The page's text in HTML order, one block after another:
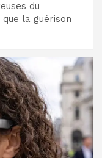
du
la guérison